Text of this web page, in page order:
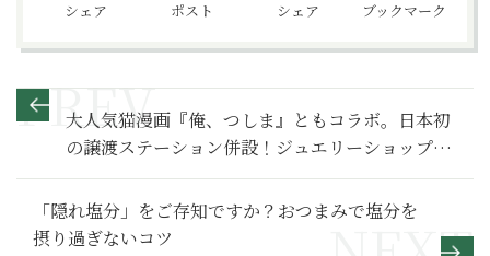
シェア ポスト シェア ブックマーク
大人気猫漫画『俺、つしま』ともコラボ。日本初
の譲渡ステーション併設！ジュエリーショップが
取り組む「保護猫」支援活動
「隠れ塩分」をご存知ですか？おつまみで塩分を
摂り過ぎないコツ